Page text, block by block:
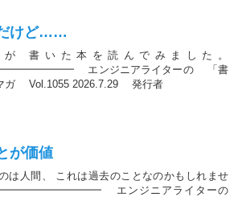
けど……
書いた本を読んでみました。
エンジニアライターの 「書
ガ Vol.1055 2026.7.29 発行者
が価値
は人間、 これは過去のことなのかもしれませ
エンジニアライターの